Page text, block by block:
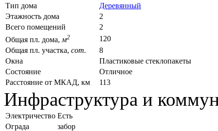
Тип дома
Деревянный
Этажность дома
2
Всего помещений
2
Общая пл. дома, м2
120
Общая пл. участка, сот.
8
Окна
Пластиковые стеклопакеты
Состояние
Отличное
Расстояние от МКАД, км
113
Инфраструктура и
Электричество Есть
Ограда
забор